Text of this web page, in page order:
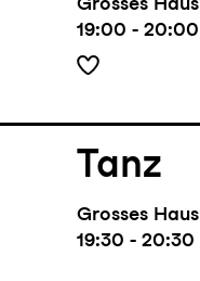
19:00 - 20:00
Tanz
Grosses Haus
19:30 - 20:30